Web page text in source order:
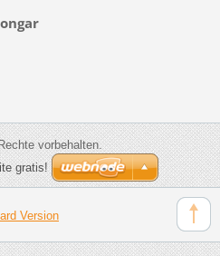
vorbehalten.
gratis!
Version